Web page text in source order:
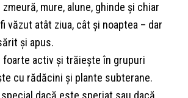
mure, alune, ghinde și chiar
văzut atât ziua, cât și noaptea – dar
și apus.
foarte activ și trăiește în grupuri
cu rădăcini și plante subterane.